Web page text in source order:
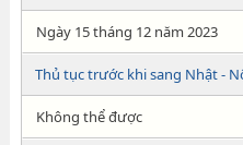
Ngày 15 tháng 12 năm 2023
Thủ tục trước khi sang Nhật -
Không thể được